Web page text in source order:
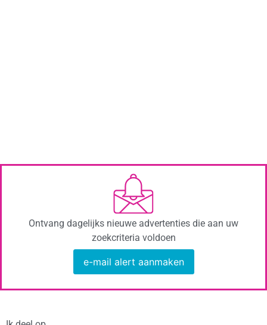
Ontvang dagelijks nieuwe advertenties die aan uw
zoekcriteria voldoen
e-mail alert aanmaken